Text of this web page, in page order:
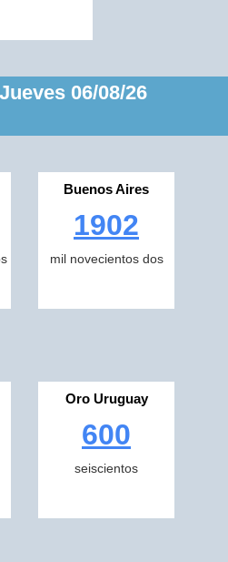
06/08/26
Buenos Aires
1902
mil novecientos dos
Oro Uruguay
600
seiscientos